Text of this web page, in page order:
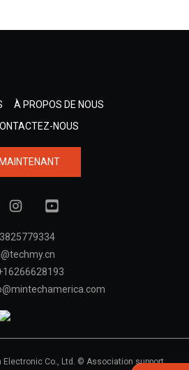
À PROPOS DE NOUS
NOUS
Electronic Co., Ltd. © Association support